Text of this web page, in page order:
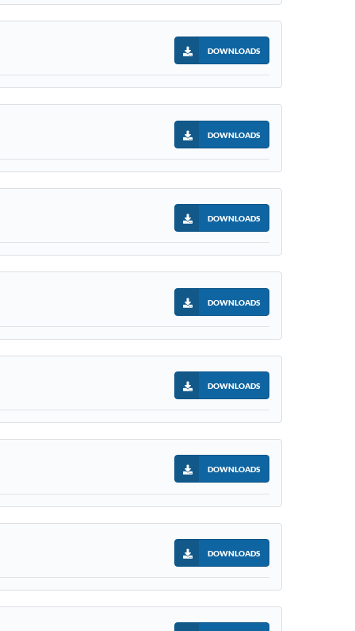
DOWNLOADS
DOWNLOADS
DOWNLOADS
DOWNLOADS
DOWNLOADS
DOWNLOADS
DOWNLOADS